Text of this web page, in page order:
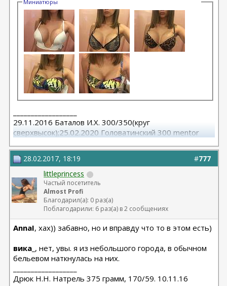
Миниатюры
29.11.2016 Баталов И.Х. 300/350(круг
сверхвысок);25.02.2020 Головатинский 300 mentor
#777
28.02.2017, 18:19
littleprincess
Частый посетитель
Almost Profi
Благодарил(а): 0 раз(а)
Поблагодарили: 6 раз(а) в 2 сообщениях
AnnaI, хах)) забавно, но и вправду что то в этом есть)
вика_ , нет, увы. я из небольшого города, в обычном
бельевом наткнулась на них.
Дрюк Н.Н. Натрель 375 грамм, 170/59. 10.11.16